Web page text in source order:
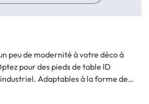
peu de modernité à votre déco à
pour des pieds de table ID
Adaptables à la forme de
redonner un coup de jeune à